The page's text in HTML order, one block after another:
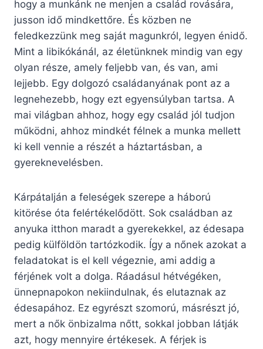
hogy a munkánk ne menjen a család rovására,
jusson idő mindkettőre. És közben ne
feledkezzünk meg saját magunkról, legyen énidő.
Mint a libikókánál, az életünknek mindig van egy
olyan része, amely feljebb van, és van, ami
lejjebb. Egy dolgozó családanyának pont az a
legnehezebb, hogy ezt egyensúlyban tartsa. A
mai világban ahhoz, hogy egy család jól tudjon
működni, ahhoz mindkét félnek a munka mellett
ki kell vennie a részét a háztartásban, a
gyereknevelésben.
Kárpátalján a feleségek szerepe a háború
kitörése óta felértékelődött. Sok családban az
anyuka itthon maradt a gyerekekkel, az édesapa
pedig külföldön tartózkodik. Így a nőnek azokat a
feladatokat is el kell végeznie, ami addig a
férjének volt a dolga. Ráadásul hétvégéken,
ünnepnapokon nekiindulnak, és elutaznak az
édesapához. Ez egyrészt szomorú, másrészt jó,
mert a nők önbizalma nőtt, sokkal jobban látják
azt, hogy mennyire értékesek. A férjek is